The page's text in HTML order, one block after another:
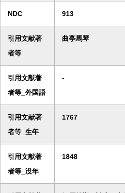
NDC 913
引用文献著
者等
曲亭馬琴
引用文献著
者等_外国語
-
引用文献著
者等_生年
1767
引用文献著
者等_没年
1848